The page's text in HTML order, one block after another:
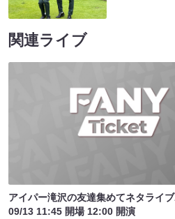
関連ライブ
アイパー滝沢の友達集めてネタライブ
09/13 11:45 開場 12:00 開演